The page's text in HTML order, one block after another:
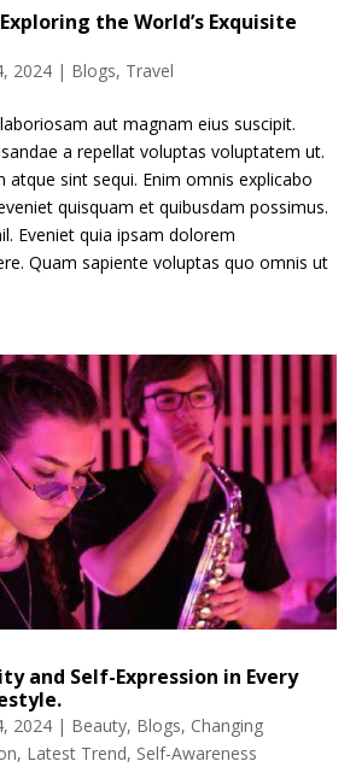
the World’s Exquisite
2024 | Blogs, Travel
aut magnam eius suscipit.
a repellat voluptas voluptatem ut.
atque sint sequi. Enim omnis explicabo
quisquam et quibusdam possimus.
Eveniet quia ipsam dolorem
Quam sapiente voluptas quo omnis ut
and Self-Expression in Every
2024 | Beauty, Blogs, Changing
, Latest Trend, Self-Awareness